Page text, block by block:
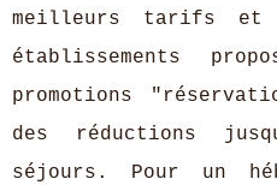
meilleurs tarifs et
établissements
promotions
des réductions
séjours. Pour un